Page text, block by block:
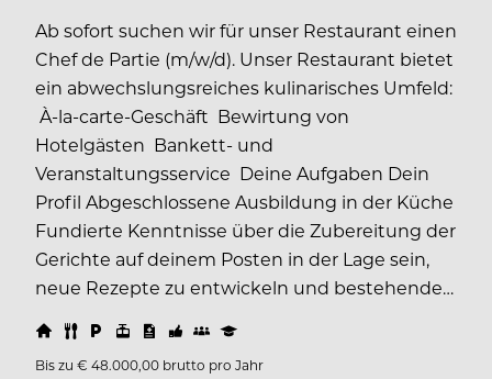
Ab sofort suchen wir für unser Restaurant einen
Chef de Partie (m/w/d). Unser Restaurant bietet
ein abwechslungsreiches kulinarisches Umfeld:
À-la-carte-Geschäft Bewirtung von
Hotelgästen Bankett- und
Veranstaltungsservice Deine Aufgaben Dein
Profil Abgeschlossene Ausbildung in der Küche
Fundierte Kenntnisse über die Zubereitung der
Gerichte auf deinem Posten in der Lage sein,
neue Rezepte zu entwickeln und bestehende…
Bis zu € 48.000,00 brutto pro Jahr